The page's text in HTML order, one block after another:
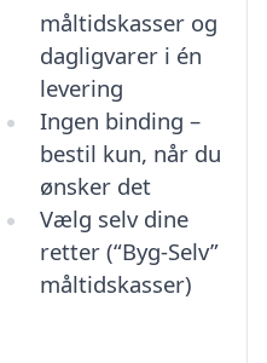
måltidskasser og
dagligvarer i én
levering
Ingen binding –
bestil kun, når du
ønsker det
Vælg selv dine
retter (“Byg-Selv”
måltidskasser)